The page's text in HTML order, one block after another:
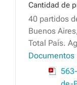
Cantidad de
40 partidos
Buenos
Total País.
Documentos